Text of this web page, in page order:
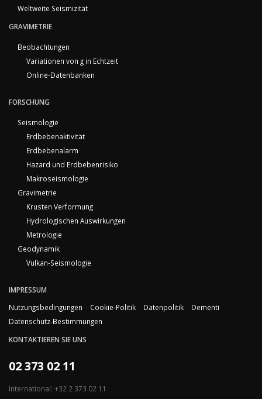
Weltweite Seismizität
GRAVIMETRIE
Beobachtungen
Variationen von g in Echtzeit
Online-Datenbanken
FORSCHUNG
Seismologie
Erdbebenaktivität
Erdbebenalarm
Hazard und Erdbebenrisiko
Makroseismologie
Gravimetrie
Krusten Verformung
Hydrologischen Auswirkungen
Metrologie
Geodynamik
Vulkan-Seismologie
IMPRESSUM
Nutzungsbedingungen
Cookie-Politik Datenpolitik
Dementi
Datenschutz-Bestimmungen
KONTAKTIEREN SIE UNS
02 373 02 11
International: +32 2 373 02 11